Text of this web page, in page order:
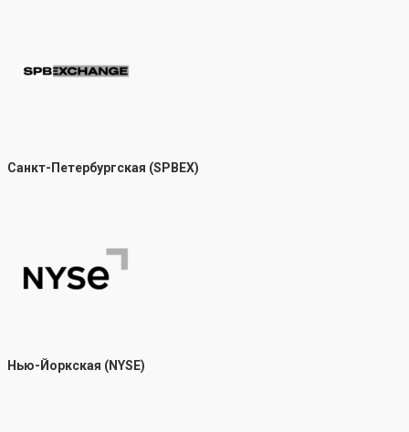
Санкт-Петербургская (SPBEX)
Нью-Йоркская (NYSE)